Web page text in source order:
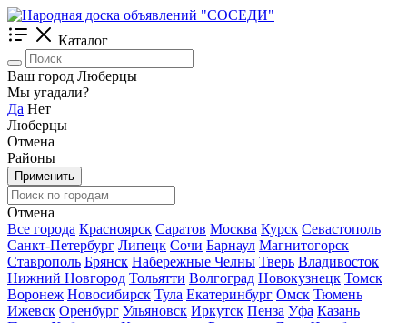
Каталог
Ваш город Люберцы
Мы угадали?
Да Нет
Люберцы
Отмена
Районы
Применить
Отмена
Все города Красноярск Саратов Москва Курск Севастополь
Санкт-Петербург Липецк Сочи Барнаул Магнитогорск
Ставрополь Брянск Набережные Челны Тверь Владивосток
Нижний Новгород Тольятти Волгоград Новокузнецк Томск
Воронеж Новосибирск Тула Екатеринбург Омск Тюмень
Ижевск Оренбург Ульяновск Иркутск Пенза Уфа Казань